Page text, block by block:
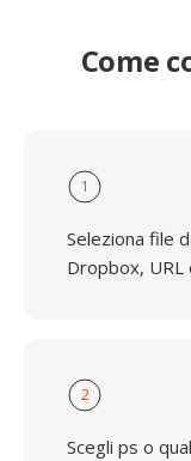
Come
1
Seleziona file
Dropbox, URL
2
Scegli ps o